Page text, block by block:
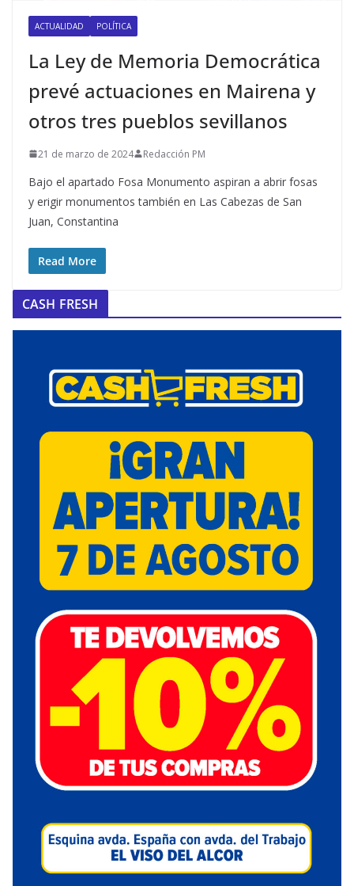
ACTUALIDAD POLÍTICA
La Ley de Memoria Democrática
prevé actuaciones en Mairena y
otros tres pueblos sevillanos
21 de marzo de 2024 Redacción PM
Bajo el apartado Fosa Monumento aspiran a abrir fosas
y erigir monumentos también en Las Cabezas de San
Juan, Constantina
Read More
CASH FRESH